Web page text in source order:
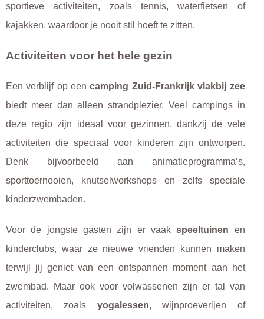
sportieve activiteiten, zoals tennis, waterfietsen of
kajakken, waardoor je nooit stil hoeft te zitten.
Activiteiten voor het hele gezin
Een verblijf op eencamping Zuid-Frankrijk vlakbij zee
biedt meer dan alleen strandplezier. Veel campings in
deze regio zijn ideaal voor gezinnen, dankzij de vele
activiteiten die speciaal voor kinderen zijn ontworpen.
Denk bijvoorbeeld aan animatieprogramma’s,
sporttoernooien, knutselworkshops en zelfs speciale
kinderzwembaden.
Voor de jongste gasten zijn er vaakspeeltuinen en
kinderclubs, waar ze nieuwe vrienden kunnen maken
terwijl jij geniet van een ontspannen moment aan het
zwembad. Maar ook voor volwassenen zijn er tal van
activiteiten, zoals yogalessen, wijnproeverijen of